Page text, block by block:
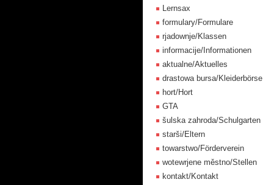
Lernsax
formulary/Formulare
rjadownje/Klassen
informacije/Informationen
aktualne/Aktuelles
drastowa bursa/Kleiderbörse
hort/Hort
GTA
šulska zahroda/Schulgarten
starši/Eltern
towarstwo/Förderverein
wotewrjene městno/Stellen
kontakt/Kontakt